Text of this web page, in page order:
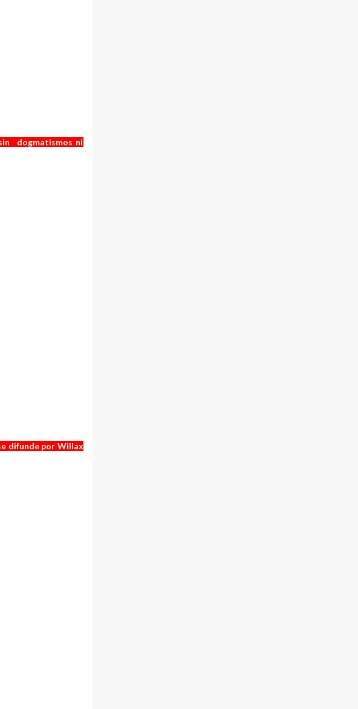
dogmatismos ni
difunde por Willax